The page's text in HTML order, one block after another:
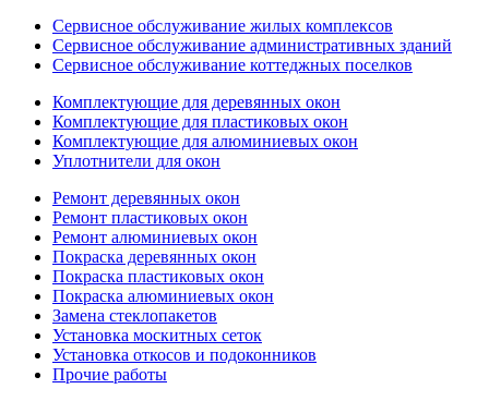
Сервисное обслуживание жилых комплексов
Сервисное обслуживание административных зданий
Сервисное обслуживание коттеджных поселков
Комплектующие для деревянных окон
Комплектующие для пластиковых окон
Комплектующие для алюминиевых окон
Уплотнители для окон
Ремонт деревянных окон
Ремонт пластиковых окон
Ремонт алюминиевых окон
Покраска деревянных окон
Покраска пластиковых окон
Покраска алюминиевых окон
Замена стеклопакетов
Установка москитных сеток
Установка откосов и подоконников
Прочие работы